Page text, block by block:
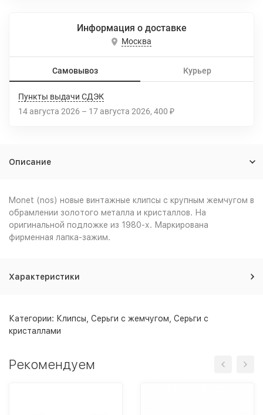
Информация о доставке
Москва
Самовывоз Курьер
Пункты выдачи СДЭК
14 августа 2026 – 17 августа 2026 400 ₽
Описание
Monet (nos) новые винтажные клипсы с крупным жемчугом в
обрамлении золотого металла и кристаллов. На
оригинальной подложке из 1980-х. Маркирована
фирменная лапка-зажим.
Характеристики
Категории: Клипсы Серьги с жемчугом Серьги с
кристаллами
Рекомендуем